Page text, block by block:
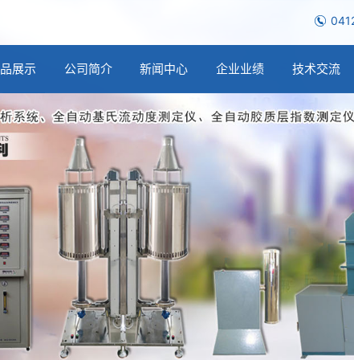
展示 公司简介 新闻中心 企业业绩 技术交流